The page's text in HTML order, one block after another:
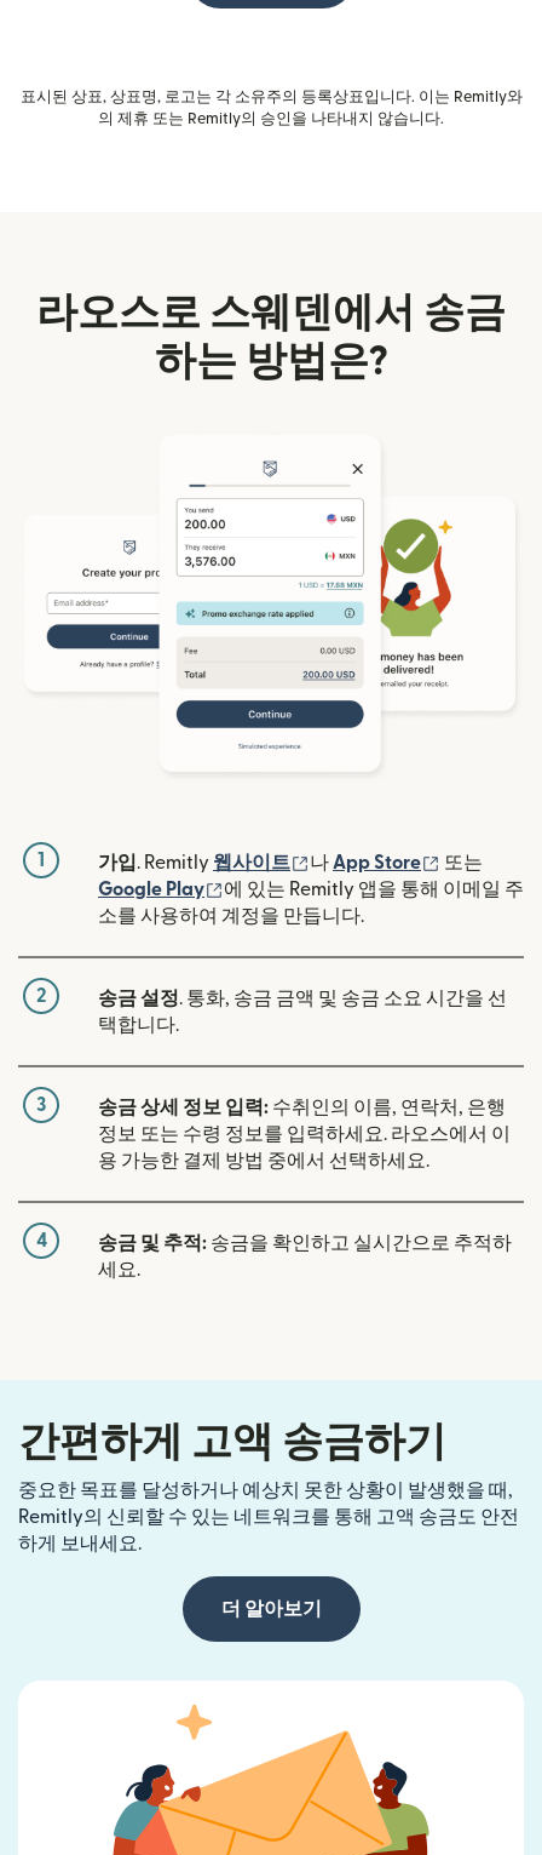
표시된 상표, 상표명, 로고는 각 소유주의 등록상표입니다. 이는 Remitly와
의 제휴 또는 Remitly의 승인을 나타내지 않습니다.
라오스로 스웨덴에서 송금
하는 방법은?
1 가입. Remitly 웹사이트 (새 창에서 열림)
나 App Store (새 창에서
또는
Google Play
(새 창에서 열림)
에 있는 Remitly 앱을 통해 이메일 주
소를 사용하여 계정을 만듭니다.
2 송금 설정. 통화, 송금 금액 및 송금 소요 시간을 선
택합니다.
3 송금 상세 정보 입력: 수취인의 이름, 연락처, 은행
정보 또는 수령 정보를 입력하세요. 라오스에서 이
용 가능한 결제 방법 중에서 선택하세요.
4 송금 및 추적: 송금을 확인하고 실시간으로 추적하
세요.
간편하게 고액 송금하기
중요한 목표를 달성하거나 예상치 못한 상황이 발생했을 때,
Remitly의 신뢰할 수 있는 네트워크를 통해 고액 송금도 안전
하게 보내세요.
더 알아보기